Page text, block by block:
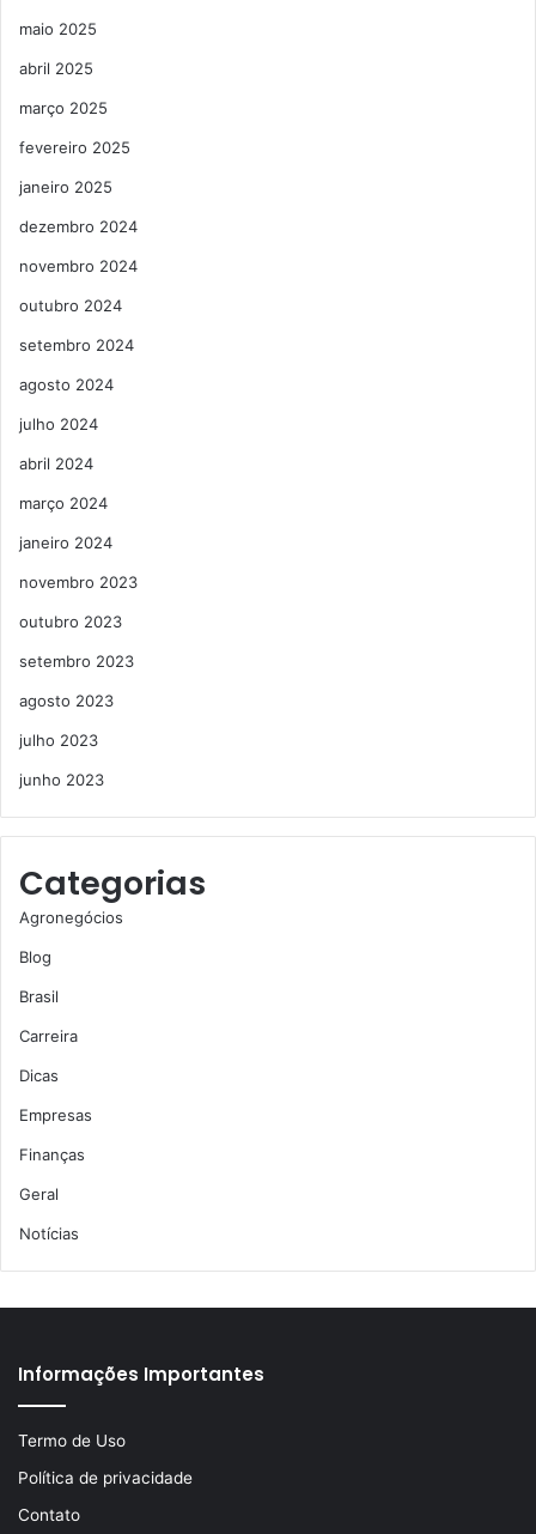
maio 2025
abril 2025
março 2025
fevereiro 2025
janeiro 2025
dezembro 2024
novembro 2024
outubro 2024
setembro 2024
agosto 2024
julho 2024
abril 2024
março 2024
janeiro 2024
novembro 2023
outubro 2023
setembro 2023
agosto 2023
julho 2023
junho 2023
Categorias
Agronegócios
Blog
Brasil
Carreira
Dicas
Empresas
Finanças
Geral
Notícias
Informações Importantes
Termo de Uso
Política de privacidade
Contato